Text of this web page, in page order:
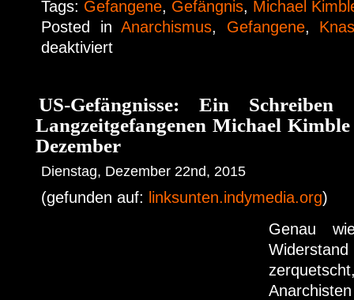
Tags: Gefangene, Gefängnis, Michael
Posted inAnarchismus, Gefangene,
deaktiviert
US-Gefängnisse: Ein Schreiben
Langzeitgefangenen Michael
Dezember
Dienstag, Dezember 22nd, 2015
(gefunden auf: linksunten.indymedia.org)
Genau